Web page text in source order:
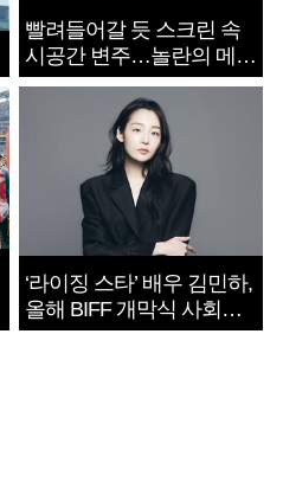
빨려들어갈 듯 스크린 속
시공간 변주…놀란의 메시
지는 ‘전쟁 속죄’
‘라이징 스타’ 배우 김민하,
올해 BIFF 개막식 사회자
확정